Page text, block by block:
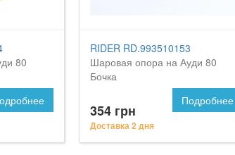
80
RIDER RD.993510153
Шаровая опора на Ауди 80
Бочка
354 грн
Доставка 2 дня
Подробнее